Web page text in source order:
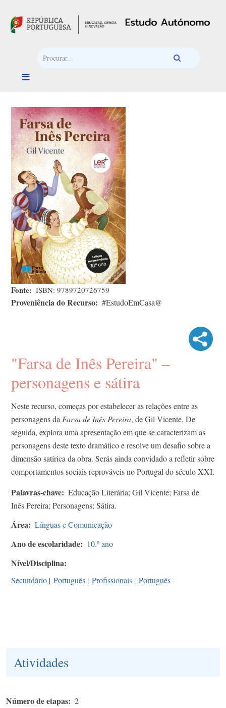
Fonte ISBN: 9789720726759
Proveniência do Recurso #EstudoEmCasa@
"Farsa de Inês Pereira" –
personagens e sátira
Neste recurso, começas por estabelecer as relações entre as
personagens da Farsa de Inês Pereira, de Gil Vicente. De
seguida, explora uma apresentação em que se caracterizam as
personagens deste texto dramático e resolve um desafio sobre a
dimensão satírica da obra. Serás ainda convidado a refletir sobre
comportamentos sociais reprováveis no Portugal do século XXI.
Palavras-chave
Educação Literária; Gil Vicente; Farsa de
Inês Pereira; Personagens; Sátira.
Área Línguas e Comunicação
Ano de escolaridade 10.º ano
Nível/Disciplina
Secundário | Português | Profissionais | Português
Atividades
Número de etapas 2